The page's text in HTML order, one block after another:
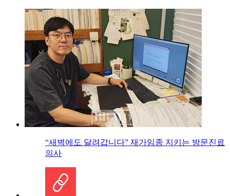
“새벽에도 달려갑니다” 재가임종 지키는 방문진료
의사